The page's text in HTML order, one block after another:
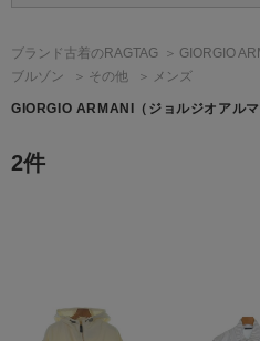
ブランド古着のRAGTAG GIORGIO
ブルゾン
その他 メンズ
GIORGIO ARMANI （ジョルジオアルマ
2件